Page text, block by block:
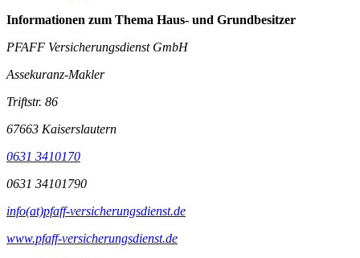
Informationen zum Thema Haus- und Grundbesitzer
PFAFF Versicherungsdienst GmbH
Assekuranz-Makler
Triftstr. 86
67663 Kaiserslautern
0631 3410170
0631 34101790
info(at)pfaff-versicherungsdienst.de
www.pfaff-versicherungsdienst.de